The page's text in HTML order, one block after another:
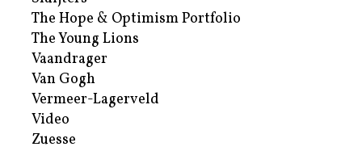
The Hope & Optimism Portfolio
The Young Lions
Vaandrager
Van Gogh
Vermeer-Lagerveld
Video
Zuesse